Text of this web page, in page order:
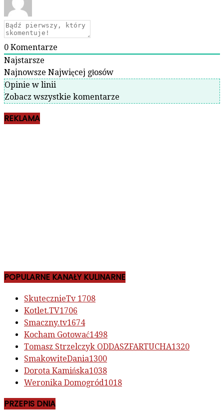
0 Komentarze
Najstarsze
Najnowsze Najwięcej głosów
Opinie w linii
Zobacz wszystkie komentarze
REKLAMA
POPULARNE KANAŁY KULINARNE
SkutecznieTv 1708
Kotlet.TV1706
Smaczny.tv1674
Kocham Gotować1498
Tomasz Strzelczyk ODDASZFARTUCHA1320
SmakowiteDania1300
Dorota Kamińska1038
Weronika Domogród1018
PRZEPIS DNIA